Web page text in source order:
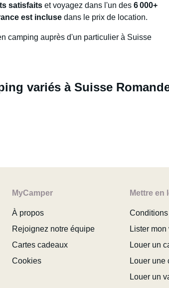
satisfaits et voyagez dans l'un des 6 000+
est incluse dans le prix de location.
camping auprès d'un particulier à Suisse
variés à Suisse
MyCamper
À propos
Rejoignez notre équipe
Cartes cadeaux
Cookies
Mettre en
Lister
Louer un
Louer une
Louer un